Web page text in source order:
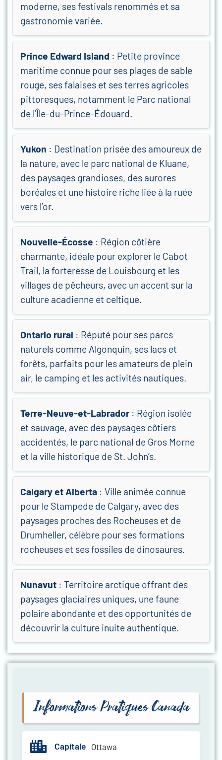
moderne, ses festivals renommés et sa
gastronomie variée.
Prince Edward Island : Petite province
maritime connue pour ses plages de sable
rouge, ses falaises et ses terres agricoles
pittoresques, notamment le Parc national
de l’Île-du-Prince-Édouard.
Yukon : Destination prisée des amoureux de
la nature, avec le parc national de Kluane,
des paysages grandioses, des aurores
boréales et une histoire riche liée à la ruée
vers l’or.
Nouvelle-Écosse : Région côtière
charmante, idéale pour explorer le Cabot
Trail, la forteresse de Louisbourg et les
villages de pêcheurs, avec un accent sur la
culture acadienne et celtique.
Ontario rural : Réputé pour ses parcs
naturels comme Algonquin, ses lacs et
forêts, parfaits pour les amateurs de plein
air, le camping et les activités nautiques.
Terre-Neuve-et-Labrador: Région isolée
et sauvage, avec des paysages côtiers
accidentés, le parc national de Gros Morne
et la ville historique de St. John’s.
Calgary et Alberta : Ville animée connue
pour le Stampede de Calgary, avec des
paysages proches des Rocheuses et de
Drumheller, célèbre pour ses formations
rocheuses et ses fossiles de dinosaures.
Nunavut : Territoire arctique offrant des
paysages glaciaires uniques, une faune
polaire abondante et des opportunités de
découvrir la culture inuite authentique.
Informations Pratiques Canada
Capitale Ottawa